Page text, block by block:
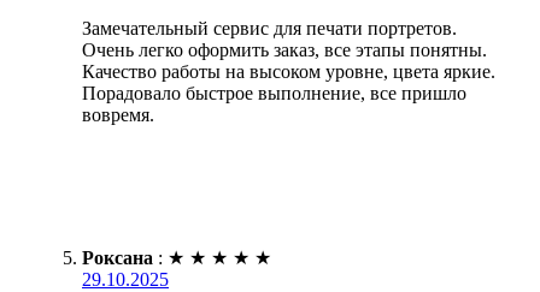
Замечательный сервис для печати портретов.
Очень легко оформить заказ, все этапы понятны.
Качество работы на высоком уровне, цвета яркие.
Порадовало быстрое выполнение, все пришло
вовремя.
Роксана : ★ ★ ★ ★ ★
29.10.2025